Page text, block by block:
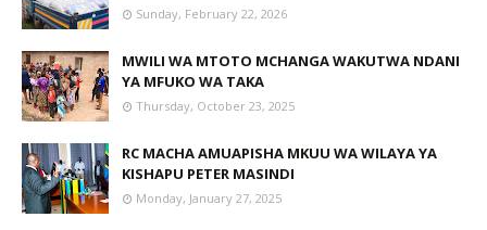
Sunday, February 22, 2026
MWILI WA MTOTO MCHANGA WAKUTWA NDANI
YA MFUKO WA TAKA
Thursday, October 23, 2025
RC MACHA AMUAPISHA MKUU WA WILAYA YA
KISHAPU PETER MASINDI
Monday, January 27, 2025